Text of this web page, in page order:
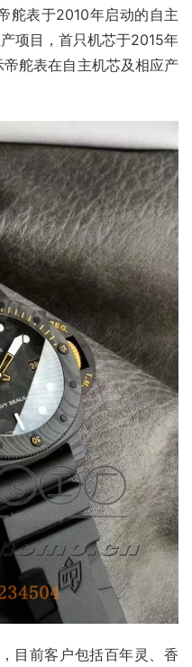
舵表于2010年启动的自主
项目，首只机芯于2015年
舵表在自主机芯及相应产
目前客户包括百年灵、香